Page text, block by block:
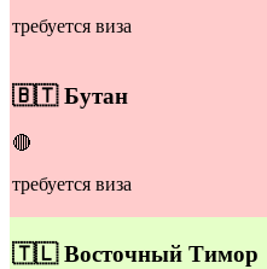
требуется виза
🇧🇹Бутан
🔴
требуется виза
🇹🇱Восточный Тимор